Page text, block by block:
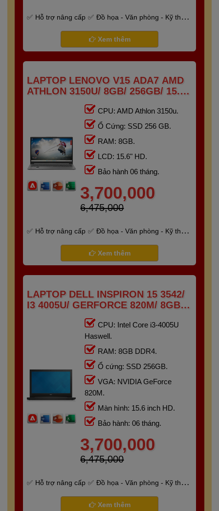
Hỗ trợ nâng cấp
Đồ họa - Văn phòng - Kỹ thuật
Xem thêm
LAPTOP LENOVO V15 ADA7 AMD
ATHLON 3150U/ 8GB/ 256GB/ 15.6"
CPU: AMD Athlon 3150u.
Ổ Cứng: SSD 256 GB.
RAM: 8GB.
LCD: 15.6" HD.
Bảo hành 06 tháng.
3,700,000
6,475,000
Hỗ trợ nâng cấp
Đồ họa - Văn phòng - Kỹ thuật
Xem thêm
LAPTOP DELL INSPIRON 15 3542/
I3 4005U/ GERFORCE 820M/ 8GB/
256GB/ 15.6" HD
CPU: Intel Core i3-4005U
Haswell.
RAM: 8GB DDR4.
Ổ cứng: SSD 256GB.
VGA: NVIDIA GeForce
820M.
Màn hình: 15.6 inch HD.
Bảo hành: 06 tháng.
3,700,000
6,475,000
Hỗ trợ nâng cấp
Đồ họa - Văn phòng - Kỹ thuật
Xem thêm